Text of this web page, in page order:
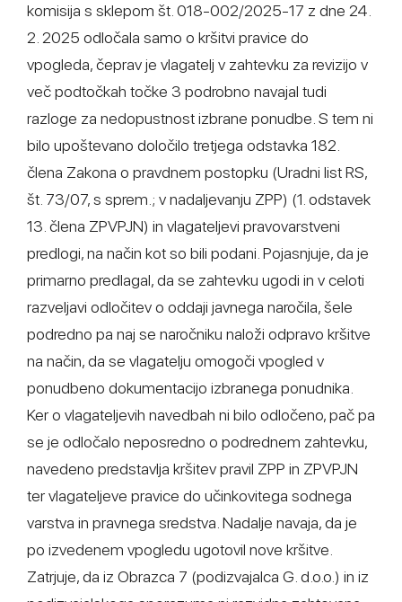
komisija s sklepom št. 018-002/2025-17 z dne 24.
2. 2025 odločala samo o kršitvi pravice do
vpogleda, čeprav je vlagatelj v zahtevku za revizijo v
več podtočkah točke 3 podrobno navajal tudi
razloge za nedopustnost izbrane ponudbe. S tem ni
bilo upoštevano določilo tretjega odstavka 182.
člena Zakona o pravdnem postopku (Uradni list RS,
št. 73/07, s sprem.; v nadaljevanju ZPP) (1. odstavek
13. člena ZPVPJN) in vlagateljevi pravovarstveni
predlogi, na način kot so bili podani. Pojasnjuje, da je
primarno predlagal, da se zahtevku ugodi in v celoti
razveljavi odločitev o oddaji javnega naročila, šele
podredno pa naj se naročniku naloži odpravo kršitve
na način, da se vlagatelju omogoči vpogled v
ponudbeno dokumentacijo izbranega ponudnika.
Ker o vlagateljevih navedbah ni bilo odločeno, pač pa
se je odločalo neposredno o podrednem zahtevku,
navedeno predstavlja kršitev pravil ZPP in ZPVPJN
ter vlagateljeve pravice do učinkovitega sodnega
varstva in pravnega sredstva. Nadalje navaja, da je
po izvedenem vpogledu ugotovil nove kršitve.
Zatrjuje, da iz Obrazca 7 (podizvajalca G. d.o.o.) in iz